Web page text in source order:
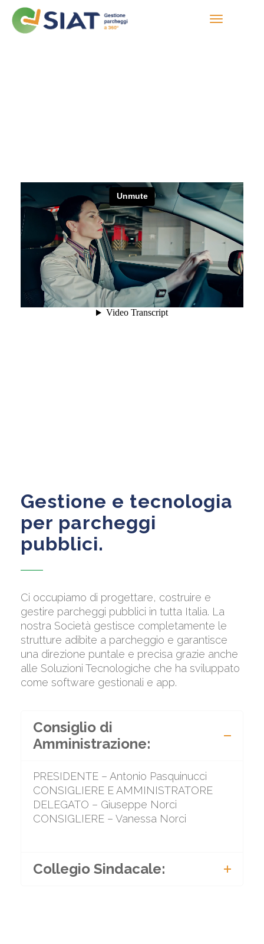
Gestione e tecnologia
per parcheggi
pubblici.
Ci occupiamo di progettare, costruire e
gestire parcheggi pubblici in tutta Italia. La
nostra Società gestisce completamente le
strutture adibite a parcheggio e garantisce
una direzione puntale e precisa grazie anche
alle Soluzioni Tecnologiche che ha sviluppato
come software gestionali e app.
Consiglio di
Amministrazione:
PRESIDENTE – Antonio Pasquinucci
CONSIGLIERE E AMMINISTRATORE
DELEGATO – Giuseppe Norci
CONSIGLIERE – Vanessa Norci
Collegio Sindacale: